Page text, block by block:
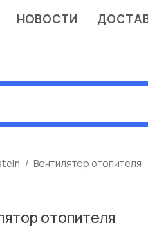
НОВОСТИ
Вентилятор отопителя
отопителя